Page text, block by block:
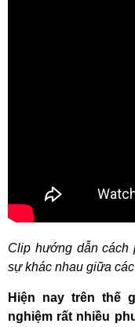
Clip hướng dẫn cách
sự khác nhau giữa
Hiện nay trên thế
nghiệm rất nhiều